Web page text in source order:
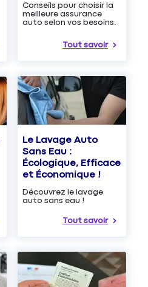
Conseils pour choisir la
meilleure assurance
auto selon vos besoins.
Tout savoir
Le Lavage Auto
Sans Eau :
Écologique, Efficace
et Économique !
Découvrez le lavage
auto sans eau !
Tout savoir